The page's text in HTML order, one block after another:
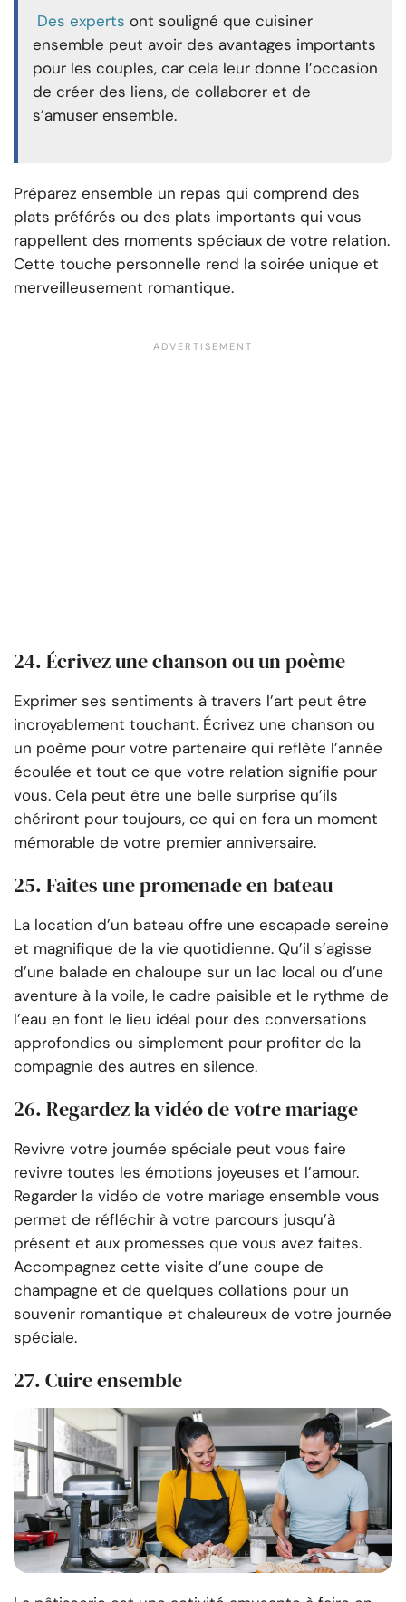
Des experts ont souligné que cuisiner
ensemble peut avoir des avantages importants
pour les couples, car cela leur donne l’occasion
de créer des liens, de collaborer et de
s’amuser ensemble.
Préparez ensemble un repas qui comprend des
plats préférés ou des plats importants qui vous
rappellent des moments spéciaux de votre relation.
Cette touche personnelle rend la soirée unique et
merveilleusement romantique.
24. Écrivez une chanson ou un poème
Exprimer ses sentiments à travers l’art peut être
incroyablement touchant. Écrivez une chanson ou
un poème pour votre partenaire qui reflète l’année
écoulée et tout ce que votre relation signifie pour
vous. Cela peut être une belle surprise qu’ils
chériront pour toujours, ce qui en fera un moment
mémorable de votre premier anniversaire.
25. Faites une promenade en bateau
La location d’un bateau offre une escapade sereine
et magnifique de la vie quotidienne. Qu’il s’agisse
d’une balade en chaloupe sur un lac local ou d’une
aventure à la voile, le cadre paisible et le rythme de
l’eau en font le lieu idéal pour des conversations
approfondies ou simplement pour profiter de la
compagnie des autres en silence.
26. Regardez la vidéo de votre mariage
Revivre votre journée spéciale peut vous faire
revivre toutes les émotions joyeuses et l’amour.
Regarder la vidéo de votre mariage ensemble vous
permet de réfléchir à votre parcours jusqu’à
présent et aux promesses que vous avez faites.
Accompagnez cette visite d’une coupe de
champagne et de quelques collations pour un
souvenir romantique et chaleureux de votre journée
spéciale.
27. Cuire ensemble